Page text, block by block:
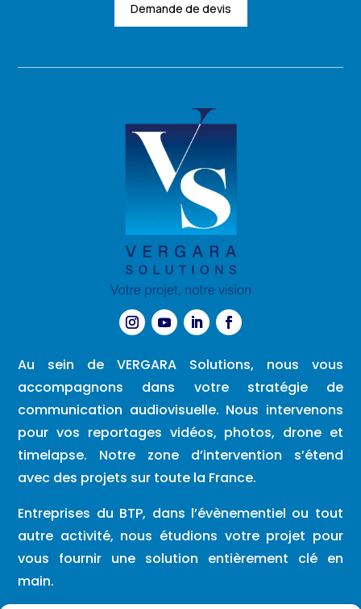
Demande de devis
Au sein de VERGARA Solutions, nous vous
accompagnons dans votre stratégie de
communication audiovisuelle. Nous intervenons
pour vos reportages vidéos, photos, drone et
timelapse. Notre zone d’intervention s’étend
avec des projets sur toute la France.
Entreprises du BTP, dans l’évènementiel ou tout
autre activité, nous étudions votre projet pour
vous fournir une solution entièrement clé en
main.